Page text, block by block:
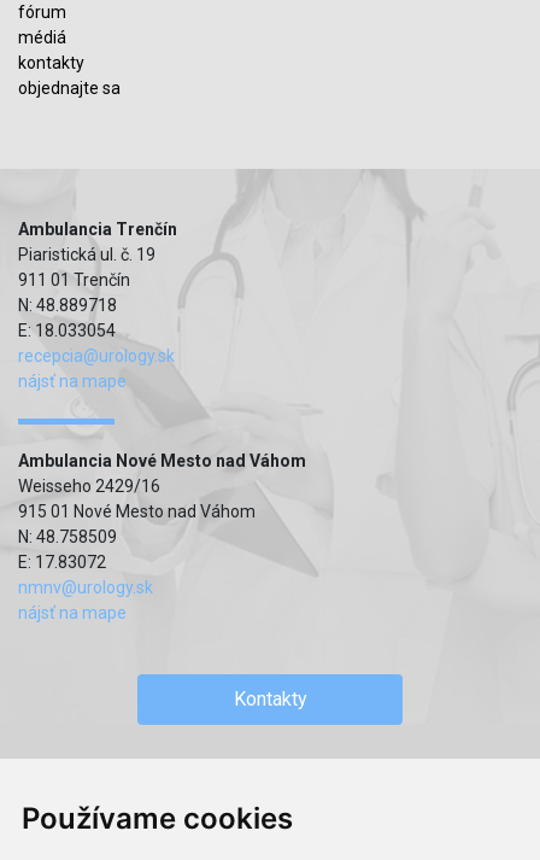
Používame cookies
fórum
médiá
kontakty
objednajte sa
Ambulancia Trenčín
Piaristická ul. č. 19
911 01 Trenčín
N: 48.889718
E: 18.033054
recepcia@urology.sk
nájsť na mape
Ambulancia Nové Mesto nad Váhom
Weisseho 2429/16
915 01 Nové Mesto nad Váhom
N: 48.758509
E: 17.83072
nmnv@urology.sk
nájsť na mape
Kontakty
c) 2019 - MUDr. Roman Sokol, MPH - Privátna urologická